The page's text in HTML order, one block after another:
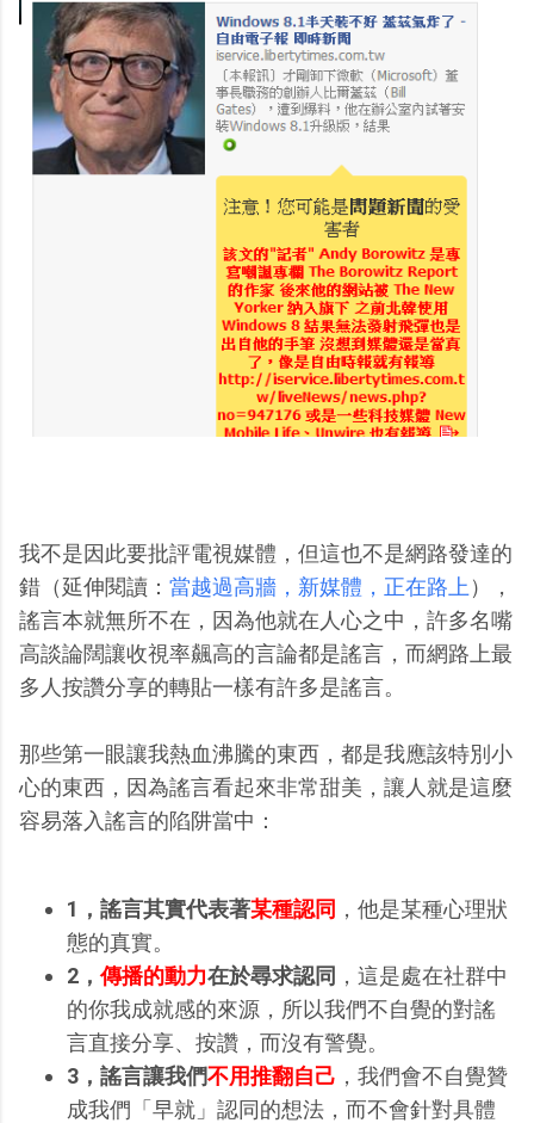
我不是因此要批評電視媒體，但這也不是網路發達的
錯（延伸閱讀： 當越過高牆，新媒體，正在路上 ），
謠言本就無所不在，因為他就在人心之中，許多名嘴
高談論闊讓收視率飆高的言論都是謠言，而網路上最
多人按讚分享的轉貼一樣有許多是謠言。
那些第一眼讓我熱血沸騰的東西，都是我應該特別小
心的東西，因為謠言看起來非常甜美，讓人就是這麼
容易落入謠言的陷阱當中：
1，謠言其實代表著某種認同 ，他是某種心理狀
態的真實。
2，傳播的動力在於尋求認同 ，這是處在社群中
的你我成就感的來源，所以我們不自覺的對謠
言直接分享、按讚，而沒有警覺。
3，謠言讓我們不用推翻自己 ，我們會不自覺贊
成我們「早就」認同的想法，而不會針對具體